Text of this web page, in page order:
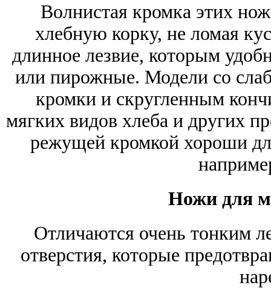
Волнистая кромка этих
хлебную корку, не ломая
длинное лезвие, которым
или пирожные. Модели со
кромки и скругленным
мягких видов хлеба и других
режущей кромкой хороши
Ножи для
Отличаются очень тонким
отверстия, которые